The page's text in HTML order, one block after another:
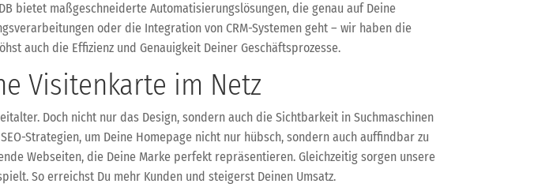
bietet maßgeschneiderte Automatisierungslösungen, die genau auf Deine
oder die Integration von CRM-Systemen geht – wir haben die
auch die Effizienz und Genauigkeit Deiner Geschäftsprozesse.
Visitenkarte im Netz
Doch nicht nur das Design, sondern auch die Sichtbarkeit in Suchmaschinen
Strategien, um Deine Homepage nicht nur hübsch, sondern auch auffindbar zu
Webseiten, die Deine Marke perfekt repräsentieren. Gleichzeitig sorgen unsere
So erreichst Du mehr Kunden und steigerst Deinen Umsatz.